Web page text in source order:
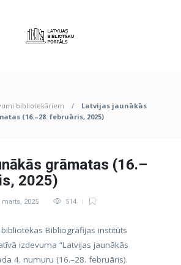
bibliotekāriem
Latvijas jaunākās
(16.–28. februāris, 2025)
grāmatas (16.–
2025)
marts, 2025 514
Bibliogrāfijas institūts
izdevuma “Latvijas jaunākās
4. numuru (16.–28. februāris).